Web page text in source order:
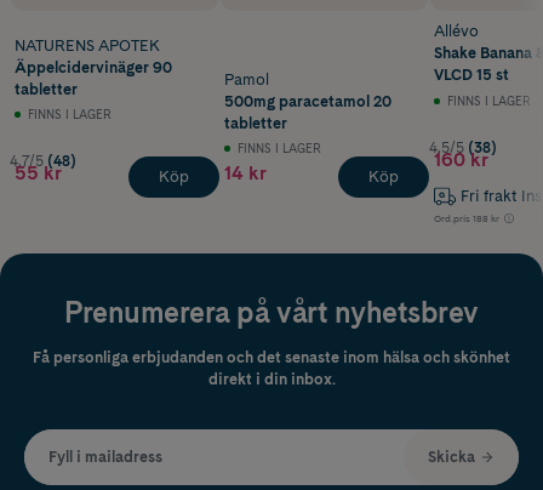
NATURENS APOTEK
Äppelcidervinäger 90
tabletter
FINNS I LAGER
4.7/5 (48)
55 kr Köp
Pamol
500mg paracetamol 20
tabletter
FINNS I LAGER
14 kr Köp
Allévo
Shake Banana
VLCD 15 st
FINNS I LAGER
4.5/5 (38)
160 kr
Fri frakt
Ord.pris 188 kr
Prenumerera på vårt nyhetsbrev
Få personliga erbjudanden och det senaste inom hälsa och skönhet
direkt i din inbox.
Fyll i mailadress Skicka